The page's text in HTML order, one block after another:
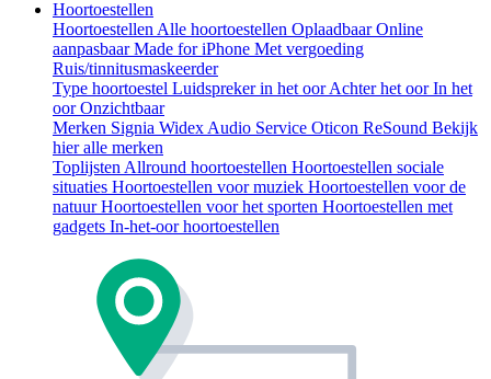
Hoortoestellen
Hoortoestellen Alle hoortoestellen OplaadbaarOnline
aanpasbaarMade for iPhone Met vergoeding
Ruis/tinnitusmaskeerder
Type hoortoestel Luidspreker in het oorAchter het oorIn het
oorOnzichtbaar
Merken Signia Widex Audio Service Oticon ReSound Bekijk
hier alle merken
Toplijsten Allround hoortoestellen Hoortoestellen sociale
situaties Hoortoestellen voor muziek Hoortoestellen voor de
natuurHoortoestellen voor het sporten Hoortoestellen met
gadgets In-het-oor hoortoestellen